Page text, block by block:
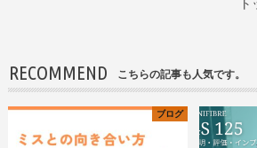
RECOMMEND こちらの記事も人気です。
ブログ